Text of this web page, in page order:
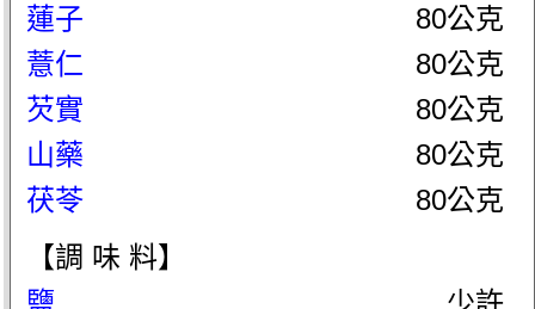
蓮子
80公克
薏仁
80公克
芡實
80公克
山藥
80公克
茯苓
80公克
【調 味 料】
鹽
少許